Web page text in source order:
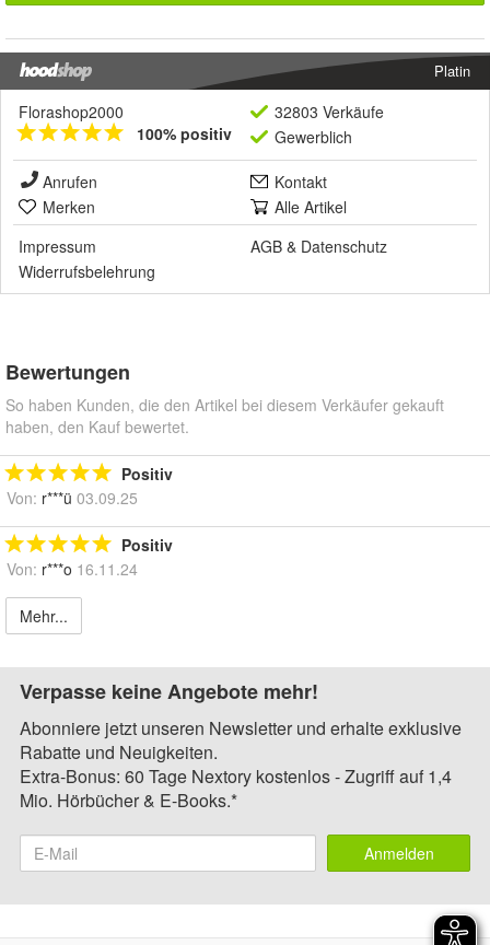
Platin
Florashop2000
100% positiv
32803 Verkäufe
Gewerblich
Anrufen
Kontakt
Merken
Alle Artikel
Impressum
AGB & Datenschutz
Widerrufsbelehrung
Bewertungen
So haben Kunden, die den Artikel bei diesem Verkäufer gekauft
haben, den Kauf bewertet.
Positiv
Von: r***ü 03.09.25
Positiv
Von: r***o 16.11.24
Mehr...
Verpasse keine Angebote mehr!
Abonniere jetzt unseren Newsletter und erhalte exklusive
Rabatte und Neuigkeiten.
Extra-Bonus: 60 Tage Nextory kostenlos - Zugriff auf 1,4
Mio. Hörbücher & E-Books.*
Anmelden